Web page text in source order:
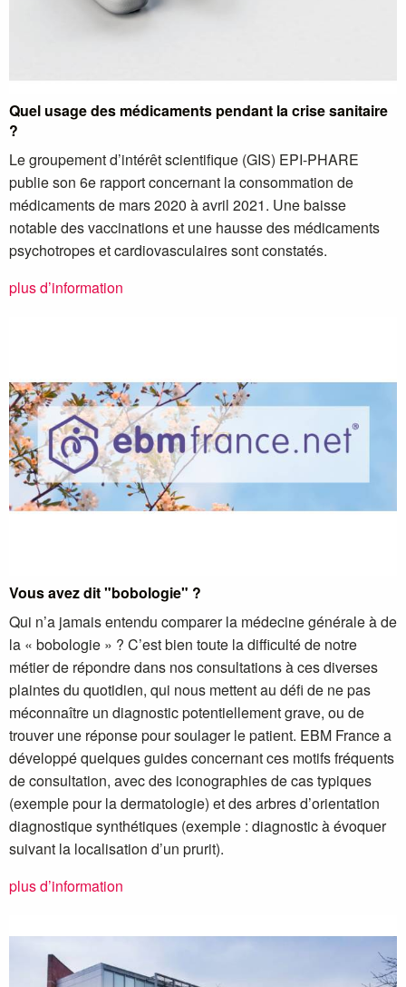
Quel usage des médicaments pendant la crise sanitaire
?
Le groupement d’intérêt scientifique (GIS) EPI-PHARE
publie son 6e rapport concernant la consommation de
médicaments de mars 2020 à avril 2021. Une baisse
notable des vaccinations et une hausse des médicaments
psychotropes et cardiovasculaires sont constatés.
plus d’information
Vous avez dit "bobologie" ?
Qui n’a jamais entendu comparer la médecine générale à de
la « bobologie » ? C’est bien toute la difficulté de notre
métier de répondre dans nos consultations à ces diverses
plaintes du quotidien, qui nous mettent au défi de ne pas
méconnaître un diagnostic potentiellement grave, ou de
trouver une réponse pour soulager le patient. EBM France a
développé quelques guides concernant ces motifs fréquents
de consultation, avec des iconographies de cas typiques
(exemple pour la dermatologie) et des arbres d’orientation
diagnostique synthétiques (exemple : diagnostic à évoquer
suivant la localisation d’un prurit).
plus d’information